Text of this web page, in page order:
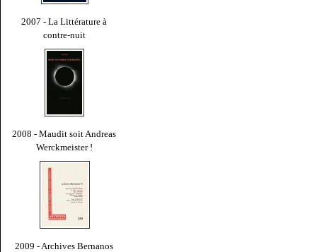
2007 - La Littérature à
contre-nuit
2008 - Maudit soit Andreas
Werckmeister !
2009 - Archives Bernanos